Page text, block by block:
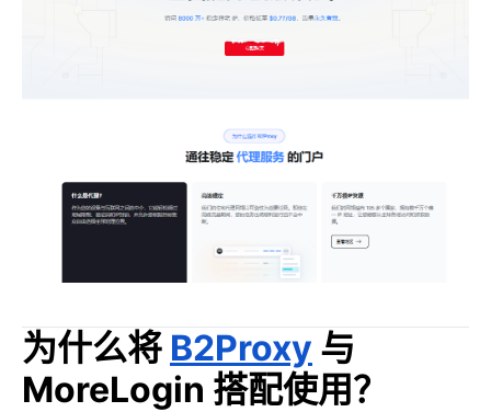
为什么将 B2Proxy 与
MoreLogin 搭配使用？